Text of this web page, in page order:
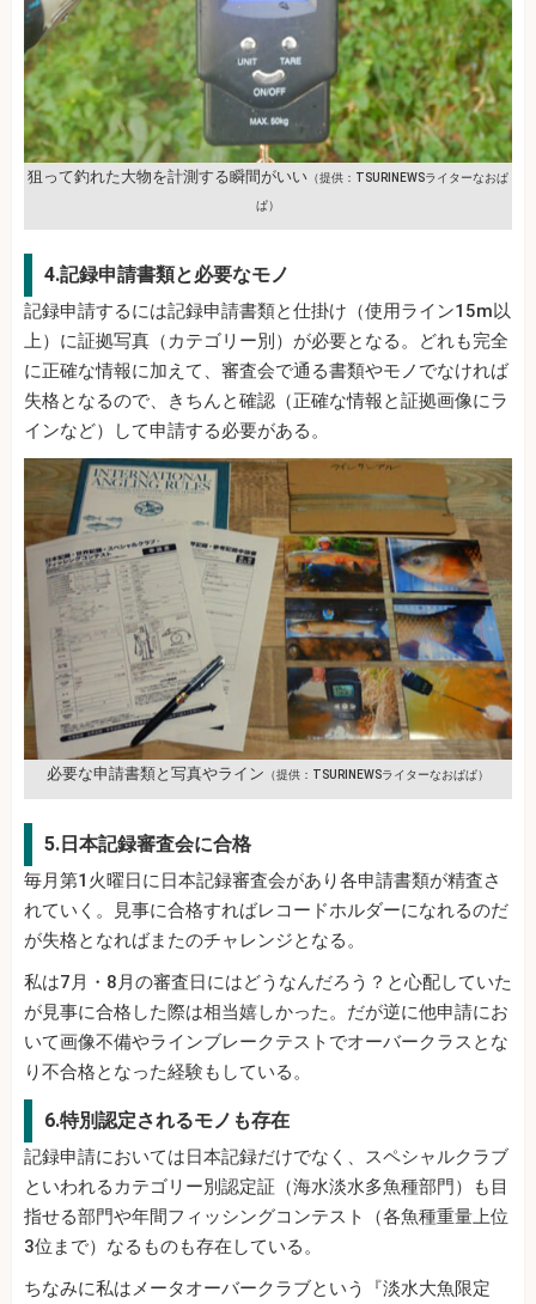
狙って釣れた大物を計測する瞬間がいい （提供：TSURINEWSライターなおぱ
ぱ）
4.記録申請書類と必要なモノ
記録申請するには記録申請書類と仕掛け（使用ライン15m以
上）に証拠写真（カテゴリー別）が必要となる。どれも完全
に正確な情報に加えて、審査会で通る書類やモノでなければ
失格となるので、きちんと確認（正確な情報と証拠画像にラ
インなど）して申請する必要がある。
必要な申請書類と写真やライン （提供：TSURINEWSライターなおぱぱ）
5.日本記録審査会に合格
毎月第1火曜日に日本記録審査会があり各申請書類が精査さ
れていく。見事に合格すればレコードホルダーになれるのだ
が失格となればまたのチャレンジとなる。
私は7月・8月の審査日にはどうなんだろう？と心配していた
が見事に合格した際は相当嬉しかった。だが逆に他申請にお
いて画像不備やラインブレークテストでオーバークラスとな
り不合格となった経験もしている。
6.特別認定されるモノも存在
記録申請においては日本記録だけでなく、スペシャルクラブ
といわれるカテゴリー別認定証（海水淡水多魚種部門）も目
指せる部門や年間フィッシングコンテスト（各魚種重量上位
3位まで）なるものも存在している。
ちなみに私はメータオーバークラブという『淡水大魚限定